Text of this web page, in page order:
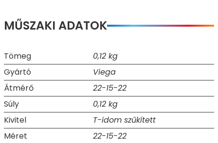
MŰSZAKI ADATOK
Tömeg
0,12 kg
Gyártó
Viega
Átmérő
22-15-22
Súly
0,12 kg
Kivitel
T-idom szűkített
Méret
22-15-22